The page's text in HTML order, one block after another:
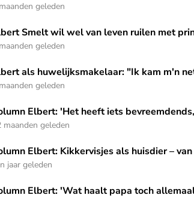
geleden
wel van leven ruilen met prinses Amalia:
Smelt wil wel van leven ruilen met
geleden
"Ik kam m'n netwerk uit,
als huwelijksmakelaar: "Ik kam m'n
geleden
'Het heeft iets bevreemdends, dat gejakker
Elbert: 'Het heeft iets
maanden geleden
Kikkervisjes als huisdier – van schattig tot
Elbert: Kikkervisjes als huisdier –
jaar geleden
'Wat haalt papa toch allemaal uit op tv?'
Elbert: 'Wat haalt papa toch